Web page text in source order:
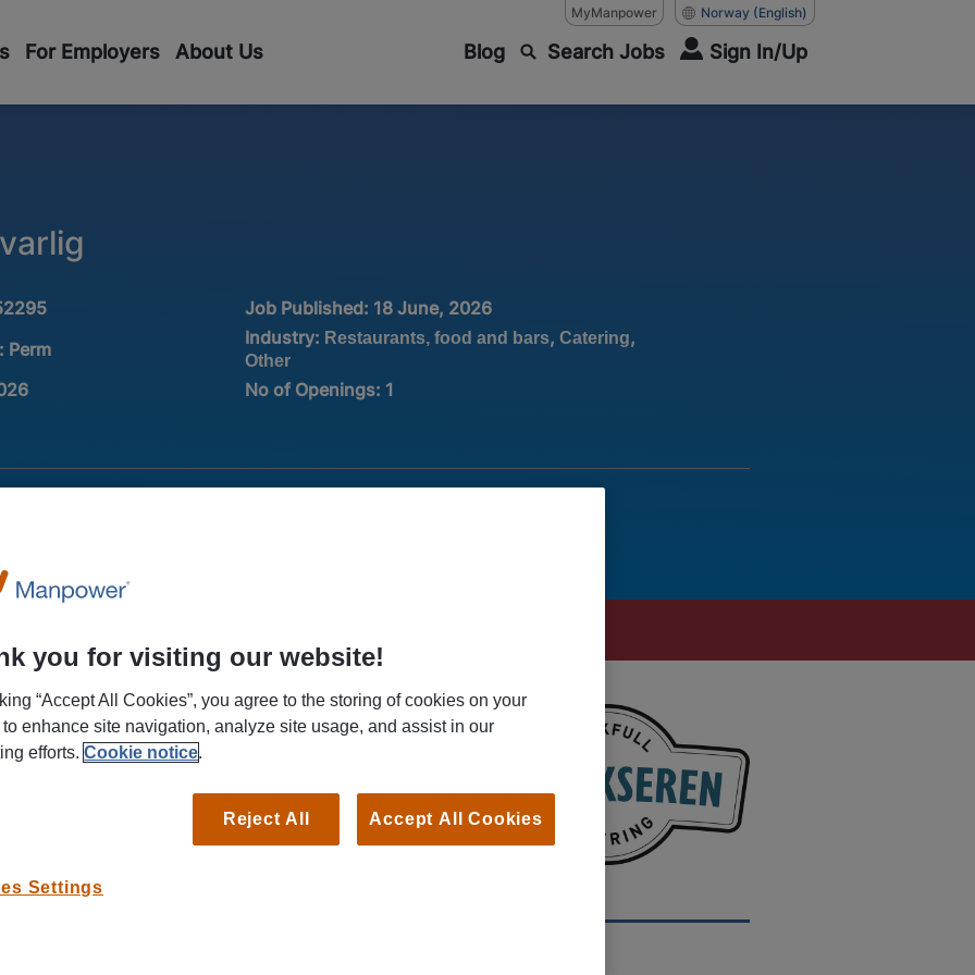
MyManpower Norway (English)
For Employers About Us Blog Search Jobs Sign In/Up
Job Published: 18 June, 2026
Perm
Industry: Restaurants, food and bars, Catering,
Other
No of Openings: 1
Nesbru Videregående Skole – et
matglede!
til fast stilling i skolekantine på Nesbru
sunn mat, skape hyggelige måltidsopplevelser
og ansvarsfull hverdag ? Da kan dette være
you for visiting our website!
“Accept All Cookies”, you agree to the storing of cookies on your
enhance site navigation, analyze site usage, and assist in our
efforts.Cookie notice.
Settings
Reject All Accept All Cookies